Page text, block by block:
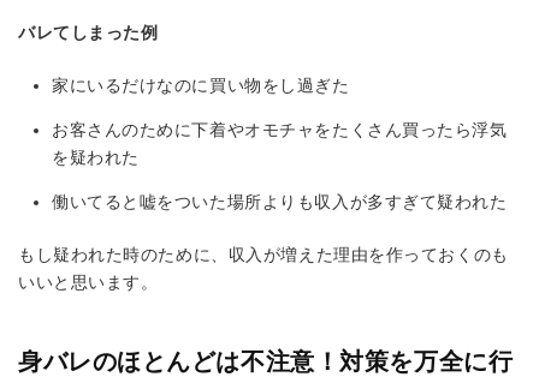
バレてしまった例
家にいるだけなのに買い物をし過ぎた
お客さんのために下着やオモチャをたくさん買ったら浮気
を疑われた
働いてると嘘をついた場所よりも収入が多すぎて疑われた
もし疑われた時のために、収入が増えた理由を作っておくのも
いいと思います。
身バレのほとんどは不注意！対策を万全に行